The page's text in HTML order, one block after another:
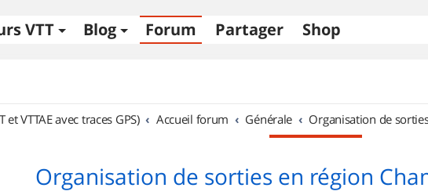
VTT Blog Forum Partager Shop
et VTTAE avec traces GPS)
Accueil forum Générale Organisation de
Organisation de sorties en région